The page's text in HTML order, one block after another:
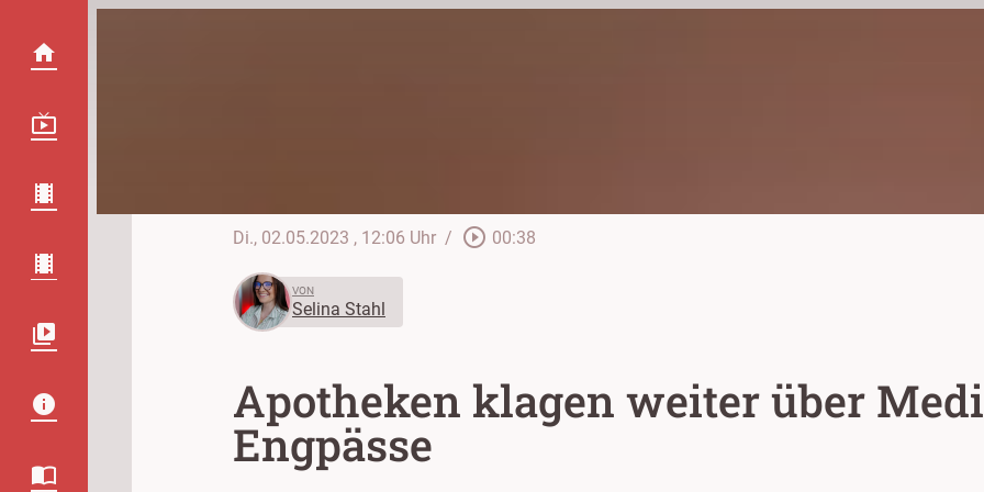
Di., 02.05.2023 , 12:06 Uhr / play_circle_outline 00:38
VON
Selina Stahl
Apotheken klagen weiter über
Engpässe